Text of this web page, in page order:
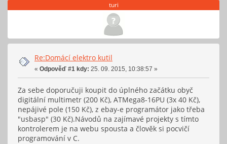
turi
Re:Domácí elektro kutil
« Odpověď #1 kdy: 25. 09. 2015, 10:38:57 »
Za sebe doporučuji koupit do úplného začátku obyč
digitální multimetr (200 Kč), ATMega8-16PU (3x 40 Kč),
nepájivé pole (150 Kč), z ebay-e programátor jako třeba
"usbasp" (30 Kč).Návodů na zajímavé projekty s tímto
kontrolerem je na webu spousta a člověk si pocvičí
programování v C.